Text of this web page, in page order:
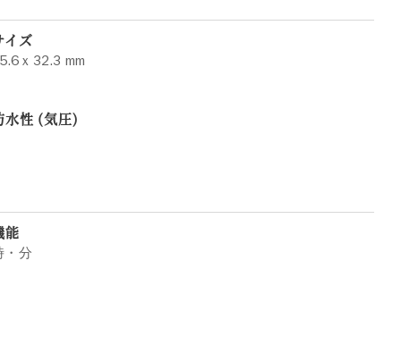
イズ
x 32.3 mm
水性 (気圧)
能
・分